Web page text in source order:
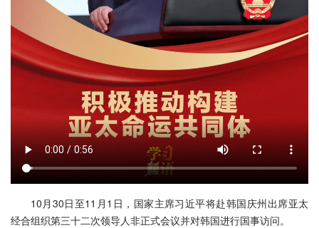
10月30日至11月1日，国家主席习近平将赴韩国庆州出席亚太
经合组织第三十二次领导人非正式会议并对韩国进行国事访问。